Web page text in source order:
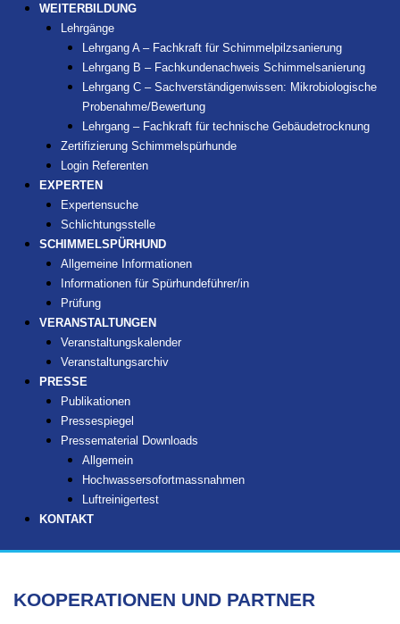
WEITERBILDUNG
Lehrgänge
Lehrgang A – Fachkraft für Schimmelpilzsanierung
Lehrgang B – Fachkundenachweis Schimmelsanierung
Lehrgang C – Sachverständigenwissen: Mikrobiologische
Probenahme/Bewertung
Lehrgang – Fachkraft für technische Gebäudetrocknung
Zertifizierung Schimmelspürhunde
Login Referenten
EXPERTEN
Expertensuche
Schlichtungsstelle
SCHIMMELSPÜRHUND
Allgemeine Informationen
Informationen für Spürhundeführer/in
Prüfung
VERANSTALTUNGEN
Veranstaltungskalender
Veranstaltungsarchiv
PRESSE
Publikationen
Pressespiegel
Pressematerial Downloads
Allgemein
Hochwassersofortmassnahmen
Luftreinigertest
KONTAKT
KOOPERATIONEN UND PARTNER